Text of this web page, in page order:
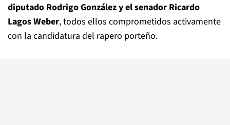
diputado Rodrigo González y el senador Ricardo
Lagos Weber, todos ellos comprometidos activamente
con la candidatura del rapero porteño.